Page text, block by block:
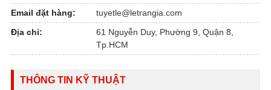
Email đặt hàng:
tuyetle@letrangia.com
Địa chỉ:
61 Nguyễn Duy, Phường 9, Quận 8,
Tp.HCM
THÔNG TIN KỸ THUẬT